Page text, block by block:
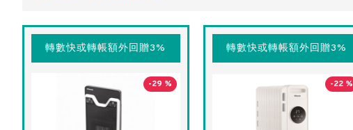
轉數快或轉帳額外回贈3%
-29 %
轉數快或轉帳額外回贈3%
-22 %